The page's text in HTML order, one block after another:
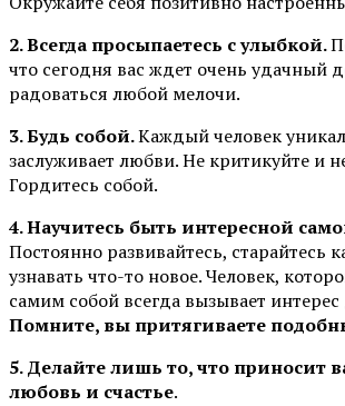
2. Всегда просыпаетесь с улыбкой.
что сегодня вас ждет очень удачный
радоваться любой мелочи.
3. Будь собой.Каждый человек
заслуживает любви. Не критикуйте и
Гордитесь собой.
4. Научитесь быть интересной
Постоянно развивайтесь, старайтесь
узнавать что-то новое. Человек,
самим собой всегда вызывает
Помните, вы притягиваете
5. Делайте лишь то, что приносит
любовь и счастье.